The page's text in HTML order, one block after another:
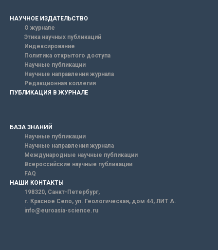
НАУЧНОЕ ИЗДАТЕЛЬСТВО
О журнале
Этика научных публикаций
Индексирование
Политика открытого доступа
Научные публикации
Научные направления журнала
Редакционная коллегия
ПУБЛИКАЦИЯ В ЖУРНАЛЕ
БАЗА ЗНАНИЙ
Научные публикации
Научные направления журнала
Международные научные публикации
Всероссийские научные публикации
FAQ
НАШИ КОНТАКТЫ
198320, Санкт-Петербург,
г. Красное Село, ул. Геологическая, дом 44, ЛИТ А.
info@euroasia-science.ru